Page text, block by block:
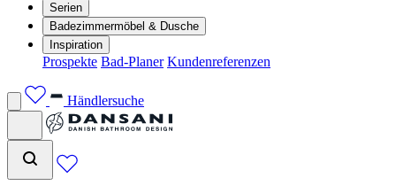
Serien
Badezimmermöbel & Dusche
Inspiration
Prospekte Bad-Planer Kundenreferenzen
Händlersuche